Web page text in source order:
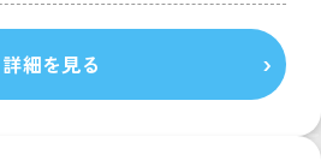
詳細を見る